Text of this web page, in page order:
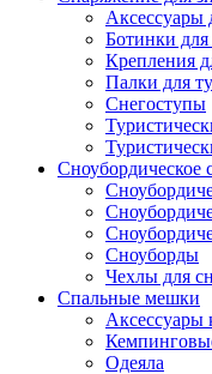
Аксессуары
Ботинки
Крепления
Палки для
Снегоступы
Сноубордическое
Сноуборды
Чехлы для
Спальные мешки
Одеяла